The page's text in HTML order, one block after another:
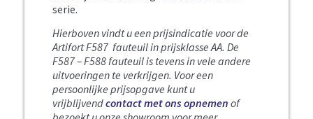
serie.
Hierboven vindt u een prijsindicatie voor de
Artifort F587 fauteuil in prijsklasse AA. De
F587 – F588 fauteuil is tevens in vele andere
uitvoeringen te verkrijgen. Voor een
persoonlijke prijsopgave kunt u
vrijblijvendcontact met ons opnemen of